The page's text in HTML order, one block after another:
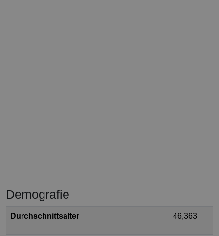
Demografie
Durchschnittsalter 46,363